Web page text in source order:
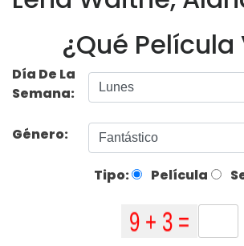
¿Qué Película
Día De La
Semana:
Género:
Tipo: Película